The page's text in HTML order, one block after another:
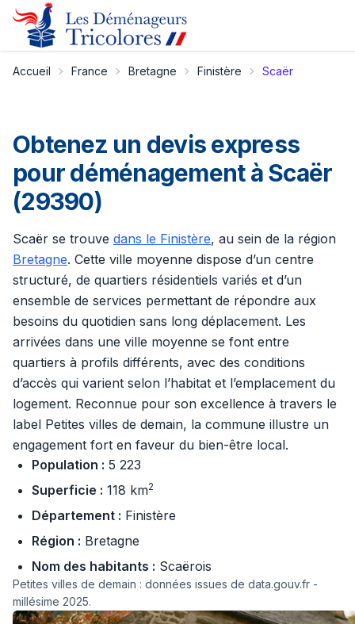
Accueil France Bretagne Finistère Scaër
Obtenez un devis express
pour déménagement à Scaër
(29390)
Scaër se trouve dans le Finistère, au sein de la région
Bretagne. Cette ville moyenne dispose d’un centre
structuré, de quartiers résidentiels variés et d’un
ensemble de services permettant de répondre aux
besoins du quotidien sans long déplacement. Les
arrivées dans une ville moyenne se font entre
quartiers à profils différents, avec des conditions
d’accès qui varient selon l’habitat et l’emplacement du
logement. Reconnue pour son excellence à travers le
label Petites villes de demain, la commune illustre un
engagement fort en faveur du bien-être local.
Population : 5 223
Superficie : 118 km2
Département : Finistère
Région : Bretagne
Nom des habitants : Scaërois
Petites villes de demain : données issues de data.gouv.fr -
millésime 2025.